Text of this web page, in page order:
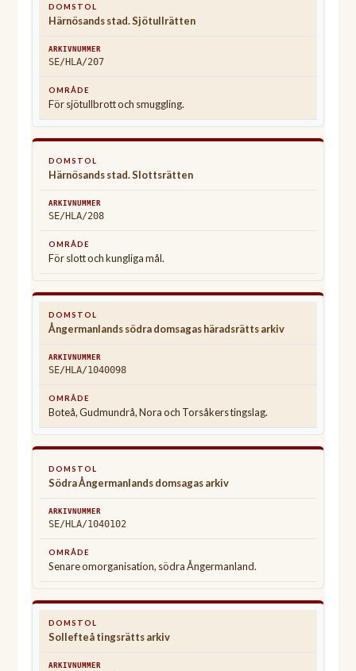
Härnösands stad. Sjötullrätten
SE/HLA/207
För sjötullbrott och smuggling.
Härnösands stad. Slottsrätten
SE/HLA/208
För slott och kungliga mål.
Ångermanlands södra domsagas häradsrätts arkiv
SE/HLA/1040098
Boteå, Gudmundrå, Nora och Torsåkers tingslag.
Södra Ångermanlands domsagas arkiv
SE/HLA/1040102
Senare omorganisation, södra Ångermanland.
Sollefteå tingsrätts arkiv